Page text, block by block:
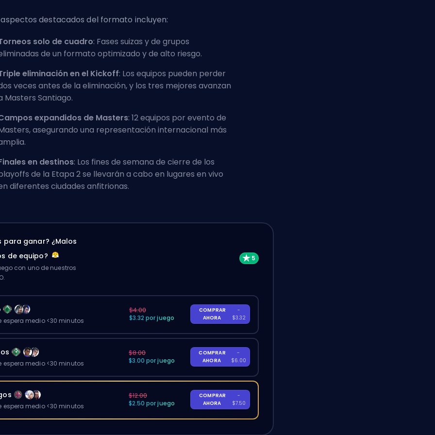
aspectos destacados del formato incluyen:
solo de cuadro: Fases suizas y de grupos
de un formato optimizado y de alto riesgo.
eliminación en el Kickoff: Los equipos pueden perder
veces antes de la eliminación, y los tres mejores avanzan
Masters Santiago.
expandidos de Masters: 12 equipos por evento de
asegurando una representación internacional más
en destinos: Los fines de semana de cierre de los
de la Etapa 2 se llevarán a cabo en lugares en vivo
diferentes ciudades anfitrionas.
para ganar? ¿Malos
de equipo?
con uno de nuestros
espera medio <30 minutos
$4.00
$3.32 por juego
COMPRAR
AHORA
-
$3.32
espera medio <30 minutos
$8.00
$3.00 por juego
COMPRAR
AHORA
-
$6.00
espera medio <30 minutos
$12.00
$2.50 por juego
COMPRAR
AHORA
-
$7.50